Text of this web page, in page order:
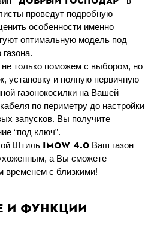
проведут подробную
особенности именно
оптимальную модель под
только поможем с выбором, но
установку и полную первичную
газонокосилки на Вашей
кабеля по периметру до настройки
запусков. Вы получите
“под ключ”.
Штиль iMOW 4.0 Ваш газон
а Вы сможете
временем с близкими!
и функции